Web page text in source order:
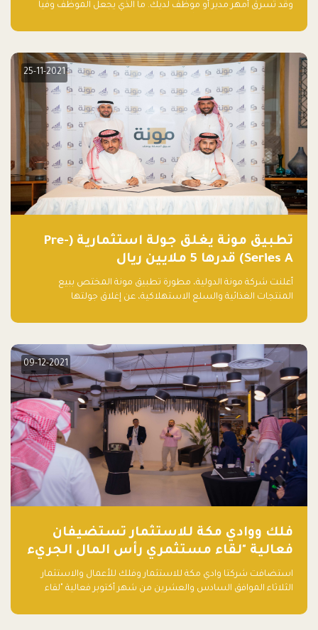
وقد تسرق أمهر مدير أو موظف لديك. ما الذي يجعل الموظف وفياً
25-11-2021
تطبيق مونة يغلق جولة استثمارية (Pre-
Series A) قدرها 5 ملايين ريال
أعلنت شركة مونة الدولية، مطورة تطبيق مونة المختص ببيع
المنتجات الغذائية والسلع الاستهلاكية، عن إغلاق جولتها
دولار أمريكي)، بقيادة شركتي دعم المنشآت المحدودة وتسارع القابضة
09-12-2021
فلك ووادي مكة للاستثمار تستضيفان
فعالية "لقاء مستثمري رأس المال الجريء
في المنطقة"
استضافت شركتا وادي مكة للاستثمار وفلك للأعمال والاستثمار
الثلاثاء الموافق السادس والعشرين من شهر أكتوبر فعالية "لقاء
مشاركاً من أبرز صناديق رأس المال الجريء وممثلي المؤسسات